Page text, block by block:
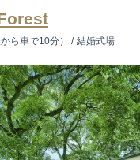
ら車で10分） / 結婚式場